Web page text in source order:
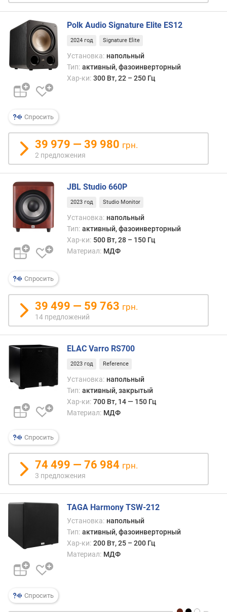
в
м
д
т
е
о
б
а
в
л
е
н
и
я
п
к
о
и
с
т
в
у
д
о
ж
н
и
й
м
о
с
ь
(
т
Спросить
Polk Audio Signature Elite ES12
2024 год Signature Elite
Установка: напольный
Тип: активный, фазоинверторный
Хар-ки: 300 Вт, 22 – 250 Гц
39 979 — 39 980 грн.
2 предложения
Спросить
JBL Studio 660P
2023 год Studio Monitor
Установка: напольный
Тип: активный, фазоинверторный
Хар-ки: 500 Вт, 28 – 150 Гц
Материал: МДФ
39 499 — 59 763 грн.
14 предложений
Спросить
ELAC Varro RS700
2023 год Reference
Установка: напольный
Тип: активный, закрытый
Хар-ки: 700 Вт, 14 — 150 Гц
Материал: МДФ
74 499 — 76 984 грн.
3 предложения
Спросить
TAGA Harmony TSW-212
Установка: напольный
Тип: активный, фазоинверторный
Хар-ки: 200 Вт, 25 – 200 Гц
Материал: МДФ